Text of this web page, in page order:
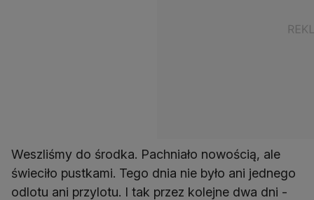
Weszliśmy do środka. Pachniało nowością, ale
świeciło pustkami. Tego dnia nie było ani jednego
odlotu ani przylotu. I tak przez kolejne dwa dni -